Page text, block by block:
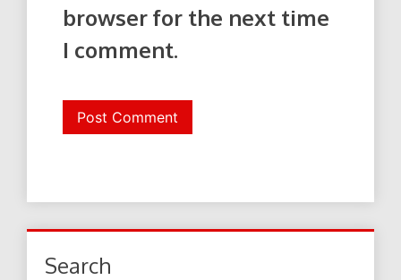
browser for the next time
I comment.
Search